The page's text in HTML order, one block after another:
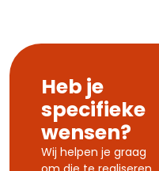
Heb je
specifieke
wensen?
Wij helpen je graag